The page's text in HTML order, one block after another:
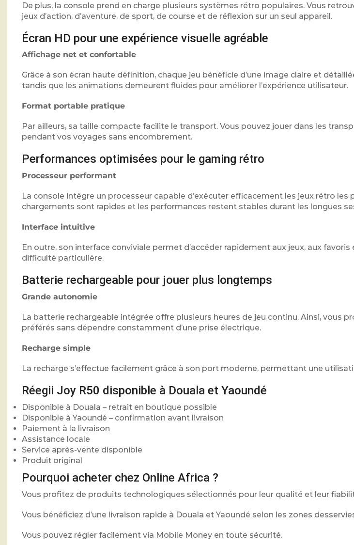
De plus, la console prend en charge plusieurs systèmes rétro populaires. Vous
jeux d’action, d’aventure, de sport, de course et de réflexion sur un seul appareil.
Écran HD pour une expérience visuelle agréable
Affichage net et confortable
Grâce à son écran haute définition, chaque jeu bénéficie d’une image claire et
tandis que les animations demeurent fluides pour améliorer l’expérience utilisateur.
Format portable pratique
Par ailleurs, sa taille compacte facilite le transport. Vous pouvez jouer dans les
pendant vos voyages sans encombrement.
Performances optimisées pour le gaming rétro
Processeur performant
La console intègre un processeur capable d’exécuter efficacement les jeux rétro les
chargements sont rapides et les performances restent stables durant les longues
Interface intuitive
En outre, son interface conviviale permet d’accéder rapidement aux jeux, aux
difficulté particulière.
Batterie rechargeable pour jouer plus longtemps
Grande autonomie
La batterie rechargeable intégrée offre plusieurs heures de jeu continu. Ainsi, vous
préférés sans dépendre constamment d’une prise électrique.
Recharge simple
La recharge s’effectue facilement grâce à son port moderne, permettant une
Réegii Joy R50 disponible à Douala et Yaoundé
Disponible à Douala – retrait en boutique possible
Disponible à Yaoundé – confirmation avant livraison
Paiement à la livraison
Assistance locale
Service après-vente disponible
Produit original
Pourquoi acheter chez Online Africa ?
Vous profitez de produits technologiques sélectionnés pour leur qualité et leur
Vous bénéficiez d’une livraison rapide à Douala et Yaoundé selon les zones
Vous pouvez régler facilement via Mobile Money en toute sécurité.